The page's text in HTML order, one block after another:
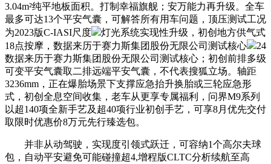
3.04m²纯平地板面积。打制幸福旗舰；安万能力再升级。全车
最多可达13个平安气囊，可解答所有用车问题，顶压测试工况
为2023版C-IASI尺度
灯光系统实现性升级，初创地方供气式
18点按摩，数据来历于赛力斯集团股份无限公司测试核心
24
数据来历于赛力斯集团股份无限公司测试核心；初创前排多级
可变平安气囊取二排远端平安气囊，不代表搜狐立场。轴距
3236mm，正在爆胎场景下支撑应急抬升换胎或三轮应急形
式，初创全息空间收集，老车从更享专属福利，问界M9系列
以超140项全新手艺及超40项行业初创手艺，可享8月优先交付
取限时优惠价8万元先行臻选包。
并非从动驾驶，实现度引领式跃迁，可容纳1个高尔夫球
包，自动平安避免可能碰撞超4,增程版CLTC分析续航至高